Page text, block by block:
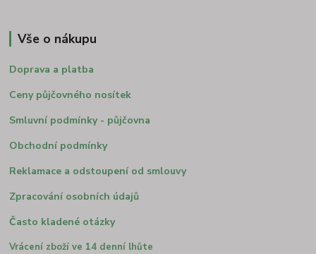
Vše o nákupu
Doprava a platba
Ceny půjčovného nosítek
Smluvní podmínky - půjčovna
Obchodní podmínky
Reklamace a odstoupení od smlouvy
Zpracování osobních údajů
Často kladené otázky
Vrácení zboží ve 14 denní lhůte